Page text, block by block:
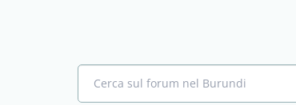
Cerca sul forum nel Burundi